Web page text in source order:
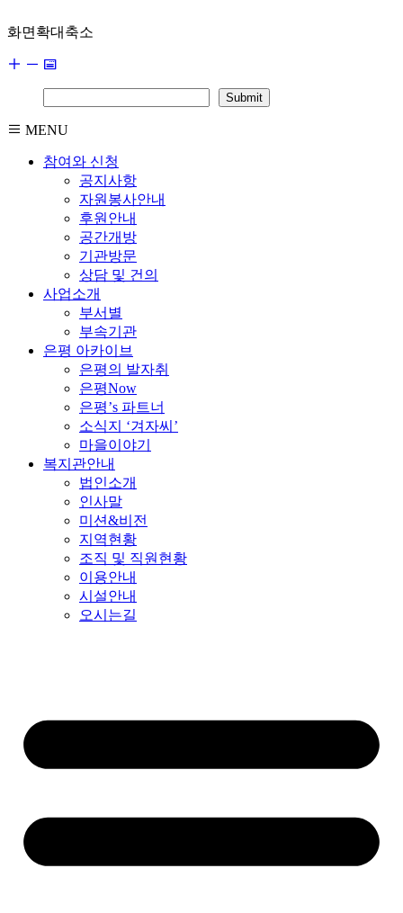
화면확대축소
MENU
참여와 신청
공지사항
자원봉사안내
후원안내
공간개방
기관방문
상담 및 건의
사업소개
부서별
부속기관
은평 아카이브
은평의 발자취
은평Now
은평’s 파트너
소식지 ‘겨자씨’
마을이야기
복지관안내
법인소개
인사말
미션&비전
지역현황
조직 및 직원현황
이용안내
시설안내
오시는길